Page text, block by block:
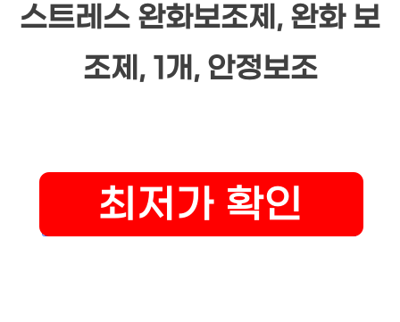
스트레스 완화보조제, 완화 보
조제, 1개, 안정보조